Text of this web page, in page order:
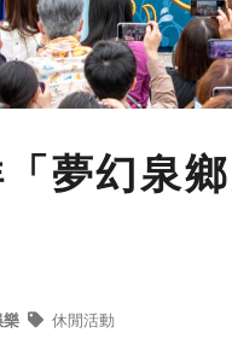
夢幻泉
樂 休閒活動